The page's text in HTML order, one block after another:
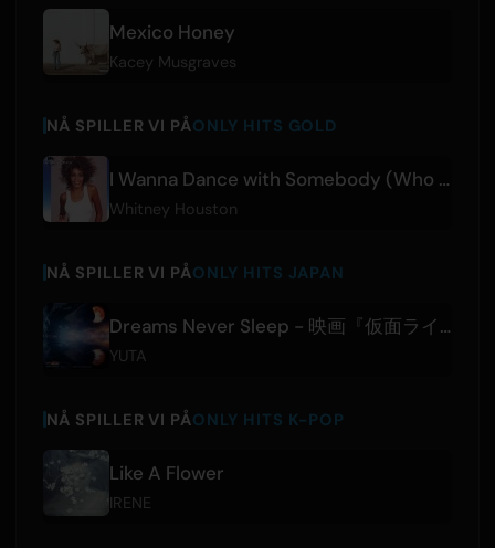
Mexico Honey
Kacey Musgraves
NÅ SPILLER VI PÅONLY HITS GOLD
I Wanna Dance with Somebody (Who Loves Me)
Whitney Houston
NÅ SPILLER VI PÅONLY HITS JAPAN
Dreams Never Sleep - 映画『仮面ライダーゼッツ さよならのミッション』主題歌
YUTA
NÅ SPILLER VI PÅONLY HITS K-POP
Like A Flower
IRENE